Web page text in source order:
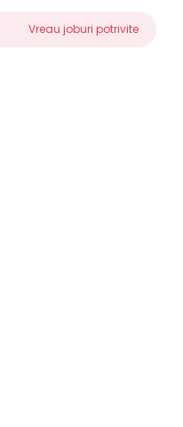
Vreau joburi potrivite